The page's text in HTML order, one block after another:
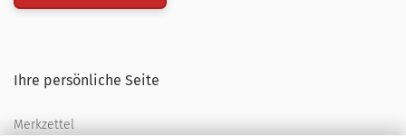
Ihre persönliche Seite
Merkzettel